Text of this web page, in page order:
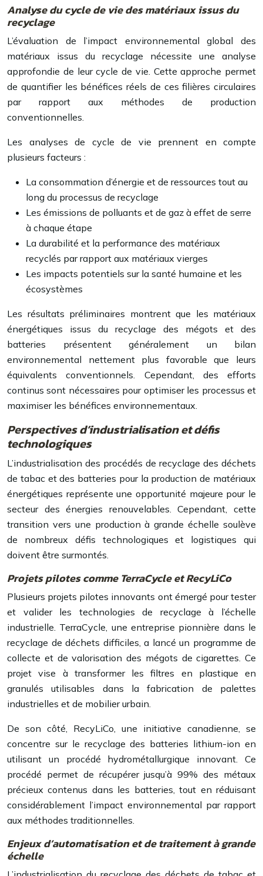
Analyse du cycle de vie des matériaux issus du
recyclage
L’évaluation de l’impact environnemental global des
matériaux issus du recyclage nécessite une analyse
approfondie de leur cycle de vie. Cette approche permet
de quantifier les bénéfices réels de ces filières circulaires
par rapport aux méthodes de production
conventionnelles.
Les analyses de cycle de vie prennent en compte
plusieurs facteurs :
La consommation d’énergie et de ressources tout au
long du processus de recyclage
Les émissions de polluants et de gaz à effet de serre
à chaque étape
La durabilité et la performance des matériaux
recyclés par rapport aux matériaux vierges
Les impacts potentiels sur la santé humaine et les
écosystèmes
Les résultats préliminaires montrent que les matériaux
énergétiques issus du recyclage des mégots et des
batteries présentent généralement un bilan
environnemental nettement plus favorable que leurs
équivalents conventionnels. Cependant, des efforts
continus sont nécessaires pour optimiser les processus et
maximiser les bénéfices environnementaux.
Perspectives d’industrialisation et défis
technologiques
L’industrialisation des procédés de recyclage des déchets
de tabac et des batteries pour la production de matériaux
énergétiques représente une opportunité majeure pour le
secteur des énergies renouvelables. Cependant, cette
transition vers une production à grande échelle soulève
de nombreux défis technologiques et logistiques qui
doivent être surmontés.
Projets pilotes comme TerraCycle et RecyLiCo
Plusieurs projets pilotes innovants ont émergé pour tester
et valider les technologies de recyclage à l’échelle
industrielle. TerraCycle, une entreprise pionnière dans le
recyclage de déchets difficiles, a lancé un programme de
collecte et de valorisation des mégots de cigarettes. Ce
projet vise à transformer les filtres en plastique en
granulés utilisables dans la fabrication de palettes
industrielles et de mobilier urbain.
De son côté, RecyLiCo, une initiative canadienne, se
concentre sur le recyclage des batteries lithium-ion en
utilisant un procédé hydrométallurgique innovant. Ce
procédé permet de récupérer jusqu’à 99% des métaux
précieux contenus dans les batteries, tout en réduisant
considérablement l’impact environnemental par rapport
aux méthodes traditionnelles.
Enjeux d’automatisation et de traitement à grande
échelle